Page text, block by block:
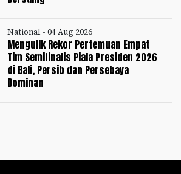
National - 04 Aug 2026
Mengulik Rekor Pertemuan Empat
Tim Semifinalis Piala Presiden 2026
di Bali, Persib dan Persebaya
Dominan